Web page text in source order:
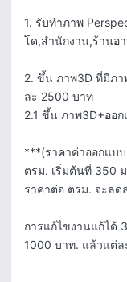
1. รับทำภาพ
โด,สำนักงาน,ร้านอ
2. ขึ้น ภาพ3D ที่มีภา
ละ 2500 บาท
2.1 ขึ้น ภาพ3D+ออ
***(ราคาค่าออกแบ
ตรม. เริ่มต้นที่ 350
ราคาต่อ ตรม. จะลด
การแก้ไขงานแก้ได้
1000 บาท. แล้วแต่